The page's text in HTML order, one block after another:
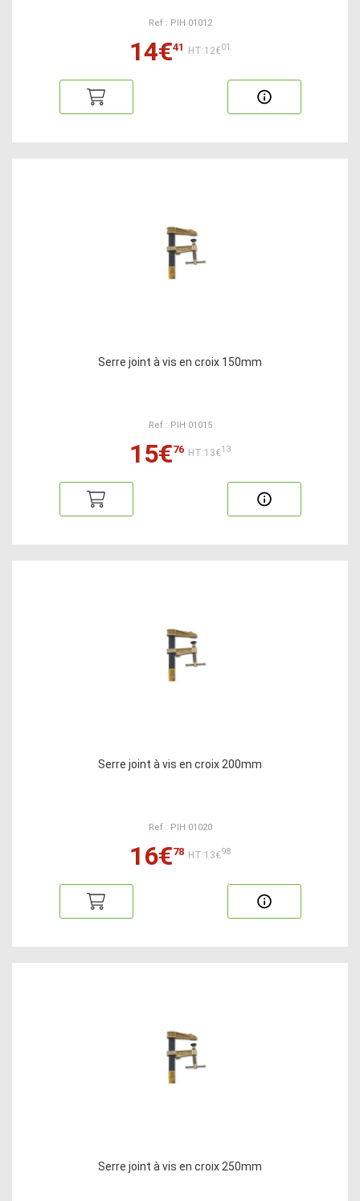
Ref : PIH 01012
14€41 HT:12€01
Serre joint à vis en croix 150mm
Ref : PIH 01015
15€76 HT:13€13
Serre joint à vis en croix 200mm
Ref : PIH 01020
16€78 HT:13€98
Serre joint à vis en croix 250mm